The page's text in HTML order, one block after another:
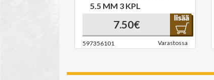
5.5 MM 3 KPL
7.50€
597356101 Varastossa